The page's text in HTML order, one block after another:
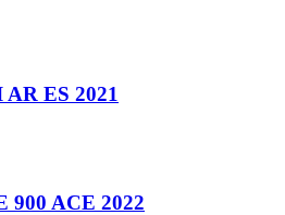
ES 2021
900 ACE 2022